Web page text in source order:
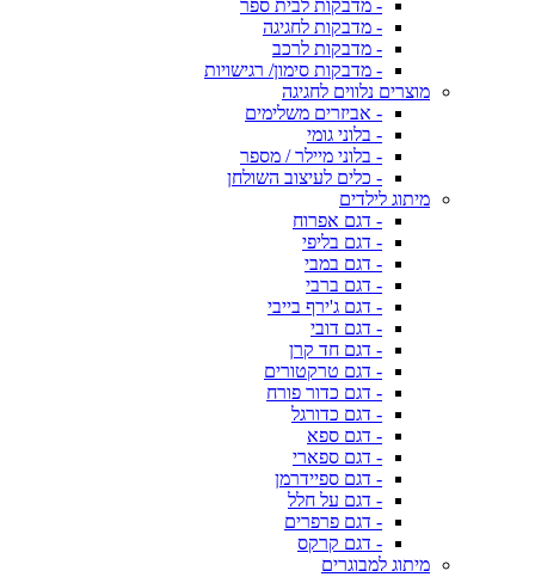
- מדבקות לבית ספר
- מדבקות לחגיגה
- מדבקות לרכב
- מדבקות סימון/ רגישויות
מוצרים נלווים לחגיגה
- אביזרים משלימים
- בלוני גומי
- בלוני מיילר / מספר
- כלים לעיצוב השולחן
מיתוג לילדים
- דגם אפרוח
- דגם בליפי
- דגם במבי
- דגם ברבי
- דגם ג'ירף בייבי
- דגם דובי
- דגם חד קרן
- דגם טרקטורים
- דגם כדור פורח
- דגם כדורגל
- דגם ספא
- דגם ספארי
- דגם ספיידרמן
- דגם על חלל
- דגם פרפרים
- דגם קרקס
מיתוג למבוגרים